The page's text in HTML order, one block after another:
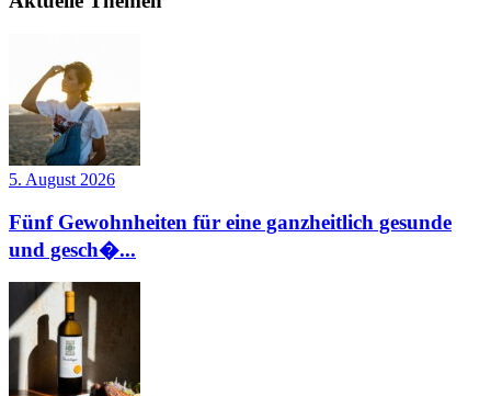
5. August 2026
Fünf Gewohnheiten für eine ganzheitlich gesunde
und gesch�...